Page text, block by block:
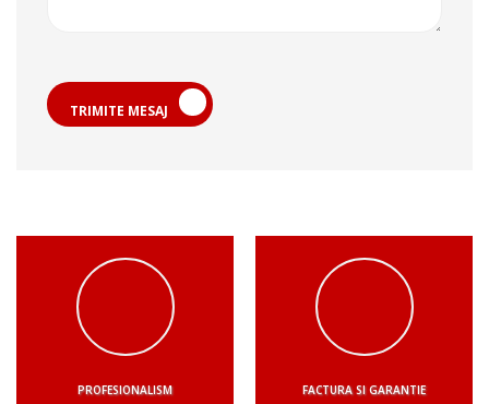
TRIMITE MESAJ
PROFESIONALISM FACTURA SI GARANTIE